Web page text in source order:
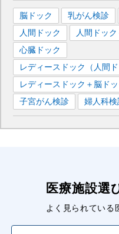
脳ドック 乳がん検診
人間ドック
人間ドッ
心臓ドック
レディースドック（人間
レディースドック＋脳ドッ
子宮がん検診
婦人科検
医療施設選
よく見られている